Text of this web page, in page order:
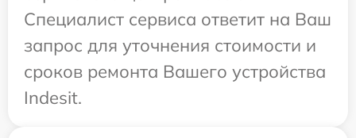
Специалист сервиса ответит на Ваш
запрос для уточнения стоимости и
сроков ремонта Вашего устройства
Indesit.